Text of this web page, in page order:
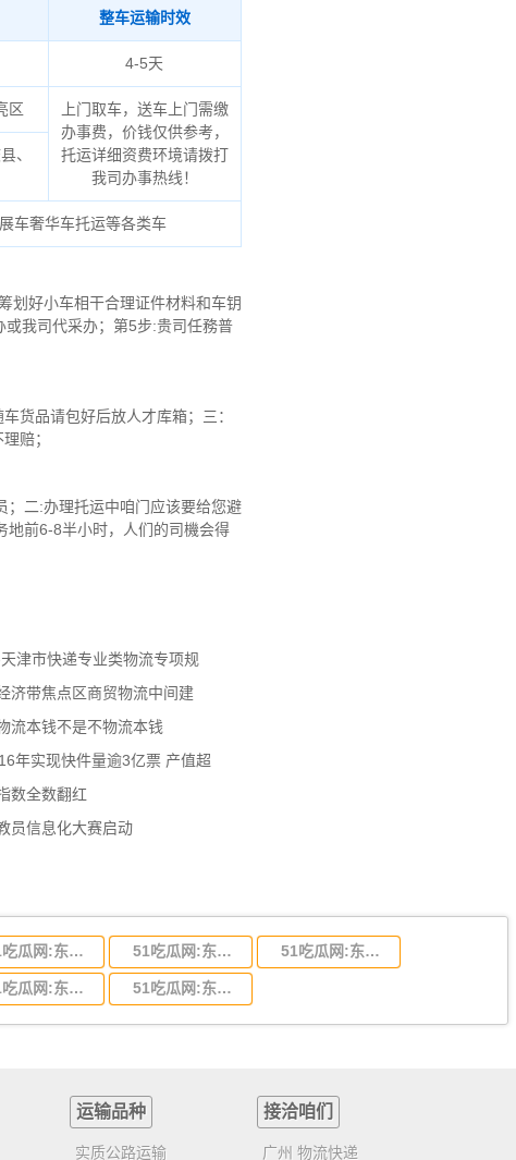
整车运输时效
4-5天
区
上门取车，送车上门需缴
办事费，价钱仅供参考，
托运详细资费环境请拨打
我司办事热线！
、
车奢华车托运等各类车
划好小车相干合理证件材料和车钥
我司代采办；第5步:贵司任務普
货品请包好后放人才库箱；三：
赔；
；二:办理托运中咱门应该要给您避
地前6-8半小时，人们的司機会得
津市快递专业类物流专项规
济带焦点区商贸物流中间建
流本钱不是不物流本钱
年实现快件量逾3亿票 产值超
数全数翻红
员信息化大赛启动
51吃瓜网:东莞到陕西省物流运输,东莞到陕西省物流公司 51吃瓜网:东莞到贵州省物流运输,东莞到贵州省物流公司 51吃瓜网:东莞到四川省物流专线,东莞到四川省物流公司
51吃瓜网:东莞到福建省物流运输,东莞到福建省物流公司 51吃瓜网:东莞到广西物流专线,东莞到广西物流公司
运输品种
实质公路运输
接洽咱们
广州 物流快递